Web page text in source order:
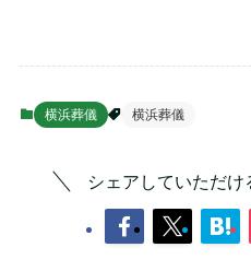
横浜葬儀 横浜葬儀
シェアしていただ